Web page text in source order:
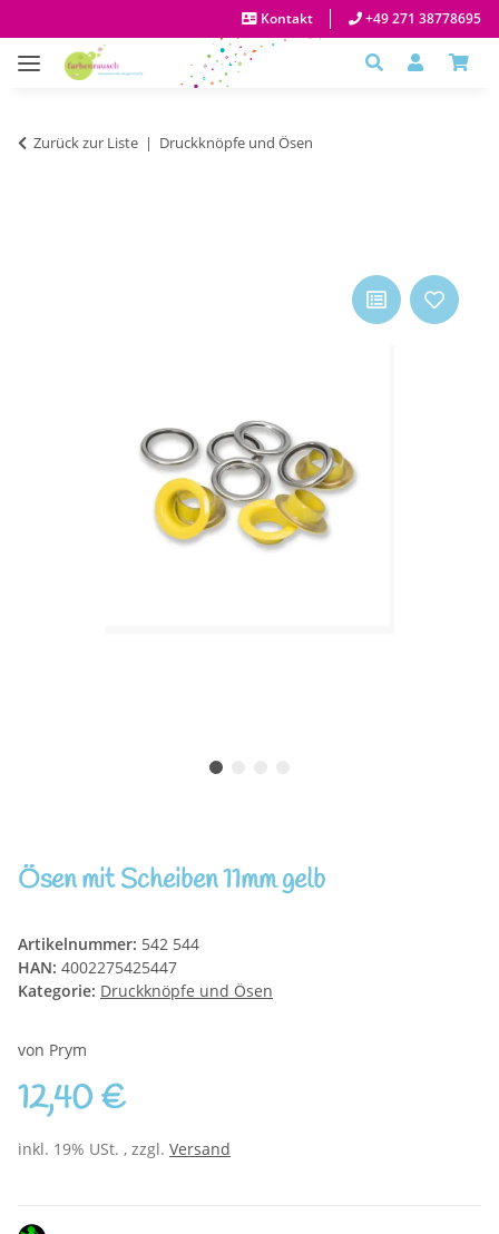
Kontakt +49 271 38778695
Zurück zur Liste Druckknöpfe und Ösen
Ösen mit Scheiben 11mm gelb
Artikelnummer: 542 544
HAN: 4002275425447
Kategorie: Druckknöpfe und Ösen
von Prym
12,40 €
inkl. 19% USt. , zzgl. Versand